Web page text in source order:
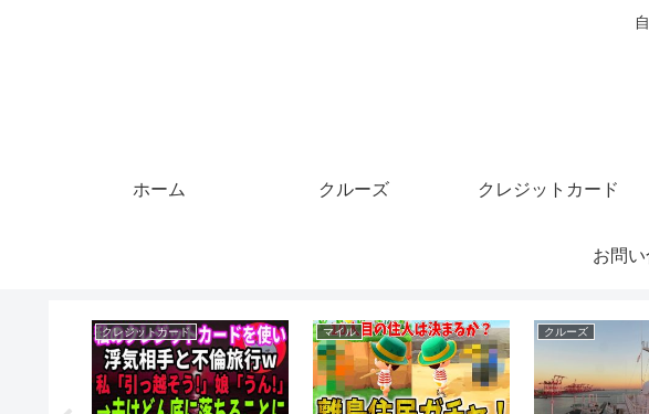
ホーム クルーズ クレジットカード
お問
クレジットカード マイル クルーズ